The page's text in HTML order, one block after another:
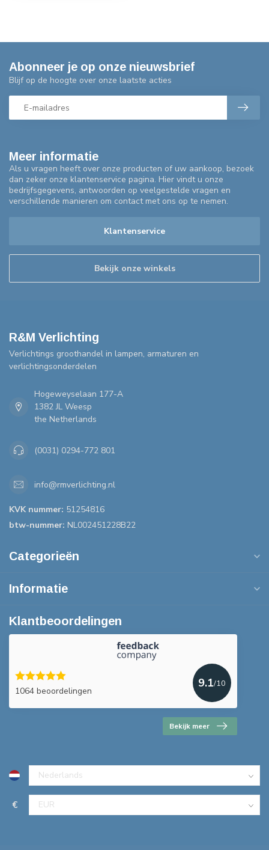
Meer informatie
Als u vragen heeft over onze producten of uw aankoop, bezoek
dan zeker onze klantenservice pagina. Hier vindt u onze
bedrijfsgegevens, antwoorden op veelgestelde vragen en
verschillende manieren om contact met ons op te nemen.
Klantenservice
Bekijk onze winkels
Abonneer je op onze nieuwsbrief
Blijf op de hoogte over onze laatste acties
R&M Verlichting
Verlichtings groothandel in lampen, armaturen en
verlichtingsonderdelen
Hogeweyselaan 177-A
1382 JL Weesp
the Netherlands
(0031) 0294-772 801
info@rmverlichting.nl
KVK nummer: 51254816
btw-nummer: NL002451228B22
Categorieën
Informatie
Klantbeoordelingen
1064 beoordelingen
9.1/10
Bekijk meer
€